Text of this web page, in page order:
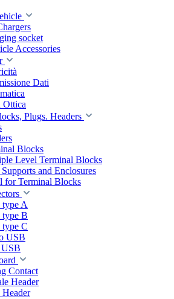
socket
Accessories
Dati
Ottica
Plugs. Headers
Blocks
Level Terminal Blocks
and Enclosures
for Terminal Blocks
A
B
C
USB
Contact
Header